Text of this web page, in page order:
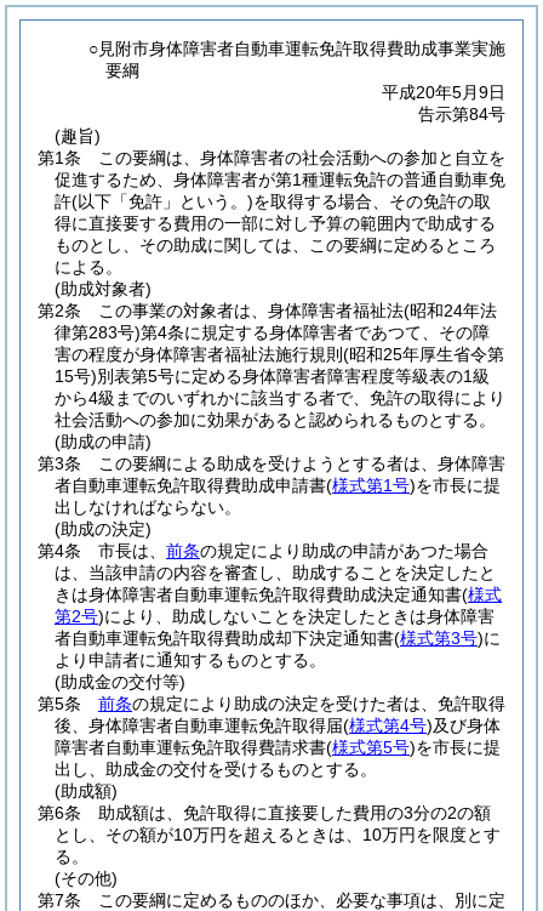
○見附市身体障害者自動車運転免許取得費助成事業実施
要綱
平成20年5月9日
告示第84号
(趣旨)
第1条
この要綱は、身体障害者の社会活動への参加と自立を
促進するため、身体障害者が第1種運転免許の普通自動車免
許(以下「免許」という。)を取得する場合、その免許の取
得に直接要する費用の一部に対し予算の範囲内で助成する
ものとし、その助成に関しては、この要綱に定めるところ
による。
(助成対象者)
第2条
この事業の対象者は、身体障害者福祉法(昭和24年法
律第283号)第4条に規定する身体障害者であつて、その障
害の程度が身体障害者福祉法施行規則 (昭和25年厚生省令第
15号)別表第5号に定める身体障害者障害程度等級表の1級
から4級までのいずれかに該当する者で、免許の取得により
社会活動への参加に効果があると認められるものとする。
(助成の申請)
第3条
この要綱による助成を受けようとする者は、身体障害
者自動車運転免許取得費助成申請書(様式第1号)を市長に提
出しなければならない。
(助成の決定)
第4条
市長は、 前条の規定により助成の申請があつた場合
は、当該申請の内容を審査し、助成することを決定したと
きは身体障害者自動車運転免許取得費助成決定通知書(様式
第2号)により、助成しないことを決定したときは身体障害
者自動車運転免許取得費助成却下決定通知書(様式第3号)に
より申請者に通知するものとする。
(助成金の交付等)
第5条
前条の規定により助成の決定を受けた者は、免許取得
後、身体障害者自動車運転免許取得届(様式第4号)及び身体
障害者自動車運転免許取得費請求書(様式第5号)を市長に提
出し、助成金の交付を受けるものとする。
(助成額)
第6条
助成額は、免許取得に直接要した費用の3分の2の額
とし、その額が10万円を超えるときは、10万円を限度とす
る。
(その他)
第7条
この要綱に定めるもののほか、必要な事項は、別に定